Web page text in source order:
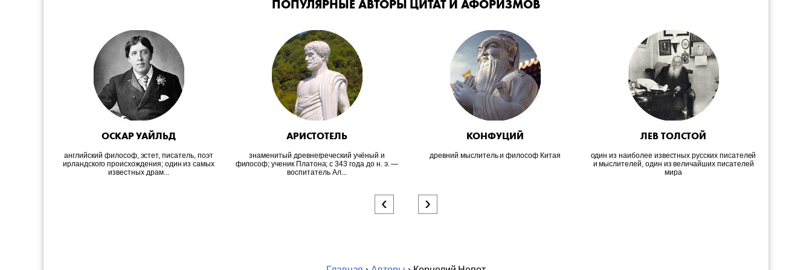
ПОПУЛЯРНЫЕ АВТОРЫ ЦИТАТ И АФОРИЗМОВ
ОСКАР УАЙЛЬД
английский философ, эстет, писатель, поэт
ирландского происхождения; один из самых
известных драм...
АРИСТОТЕЛЬ
знаменитый древнегреческий учёный и
философ; ученик Платона; c 343 года до н. э. —
воспитатель Ал...
КОНФУЦИЙ
древний мыслитель и философ Китая
ЛЕВ ТОЛСТОЙ
один из наиболее известных русских писателей
и мыслителей, один из величайших писателей
мира
‹ ›